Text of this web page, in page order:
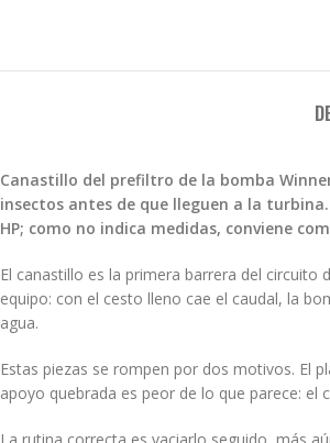
Canastillo del prefiltro de la bomba
insectos antes de que lleguen a la
HP; como no indica medidas, conviene
El canastillo es la primera barrera del
equipo: con el cesto lleno cae el caudal, la
agua.
Estas piezas se rompen por dos motivos. El
apoyo quebrada es peor de lo que parece: